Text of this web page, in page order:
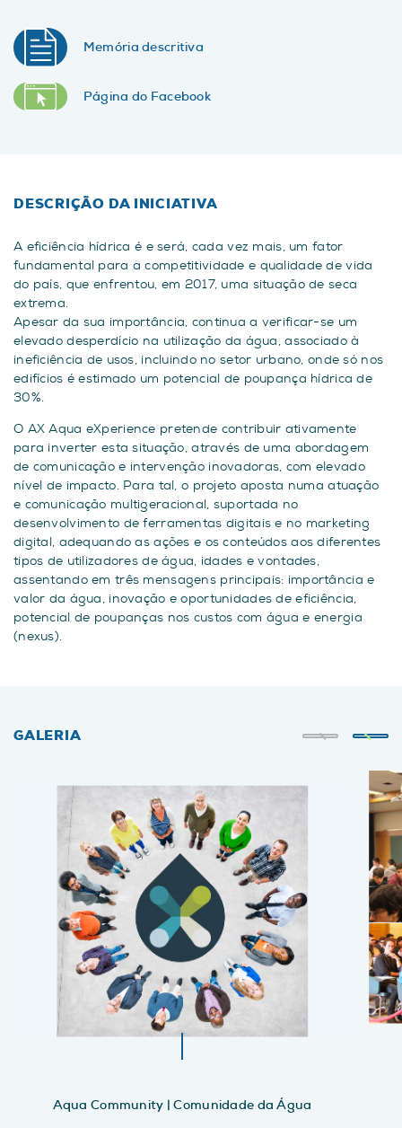
Memória descritiva
Página do Facebook
DESCRIÇÃO DA INICIATIVA
A eficiência hídrica é e será, cada vez mais, um fator
fundamental para a competitividade e qualidade de vida
do país, que enfrentou, em 2017, uma situação de seca
extrema.
Apesar da sua importância, continua a verificar-se um
elevado desperdício na utilização da água, associado à
ineficiência de usos, incluindo no setor urbano, onde só nos
edifícios é estimado um potencial de poupança hídrica de
30%.
O AX Aqua eXperience pretende contribuir ativamente
para inverter esta situação, através de uma abordagem
de comunicação e intervenção inovadoras, com elevado
nível de impacto. Para tal, o projeto aposta numa atuação
e comunicação multigeracional, suportada no
desenvolvimento de ferramentas digitais e no marketing
digital, adequando as ações e os conteúdos aos diferentes
tipos de utilizadores de água, idades e vontades,
assentando em três mensagens principais: importância e
valor da água, inovação e oportunidades de eficiência,
potencial de poupanças nos custos com água e energia
(nexus).
GALERIA
Aqua Community | Comunidade da Água